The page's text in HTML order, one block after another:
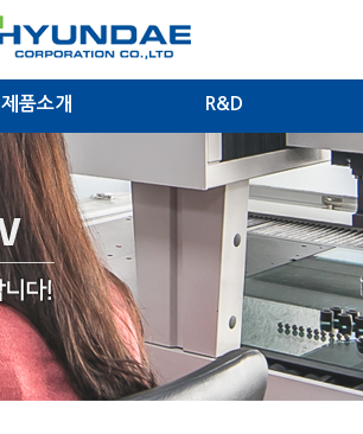
제품소개 R&D